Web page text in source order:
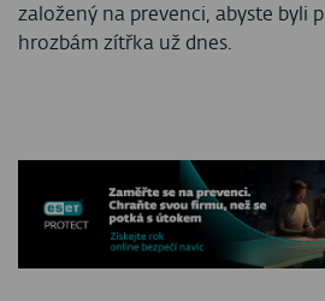
založený na prevenci, abyste byli
hrozbám zítřka už dnes.